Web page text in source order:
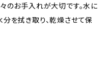
のお手入れが大切です。水に
を拭き取り、乾燥させて保